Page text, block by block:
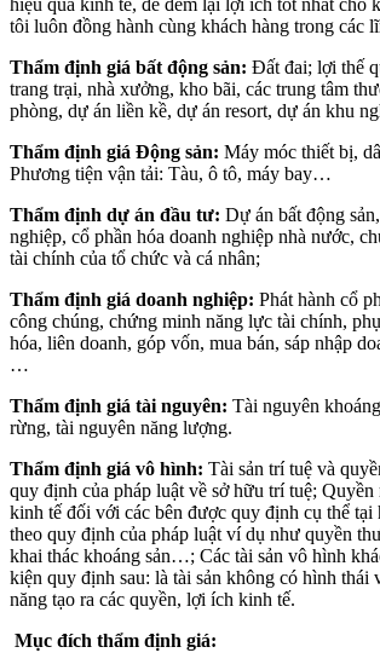
hiệu quả kinh tế, để đem lại lợi ích tốt nhất cho
tôi luôn đồng hành cùng khách hàng trong các
Thẩm định giá bất động sản: Đất đai; lợi thế
trang trại, nhà xưởng, kho bãi, các trung tâm
phòng, dự án liền kề, dự án resort, dự án khu
Thẩm định giá Động sản: Máy móc thiết bị,
Phương tiện vận tải: Tàu, ô tô, máy bay…
Thẩm định dự án đầu tư: Dự án bất động
nghiệp, cổ phần hóa doanh nghiệp nhà nước,
tài chính của tổ chức và cá nhân;
Thẩm định giá doanh nghiệp: Phát hành cổ
công chúng, chứng minh năng lực tài chính,
hóa, liên doanh, góp vốn, mua bán, sáp nhập
…
Thẩm định giá tài nguyên: Tài nguyên
rừng, tài nguyên năng lượng.
Thẩm định giá vô hình: Tài sản trí tuệ và
quy định của pháp luật về sở hữu trí tuệ;
kinh tế đối với các bên được quy định cụ thể tại
theo quy định của pháp luật ví dụ như quyền
khai thác khoáng sản…; Các tài sản vô hình
kiện quy định sau: là tài sản không có hình thái
năng tạo ra các quyền, lợi ích kinh tế.
Mục đích thẩm định giá: